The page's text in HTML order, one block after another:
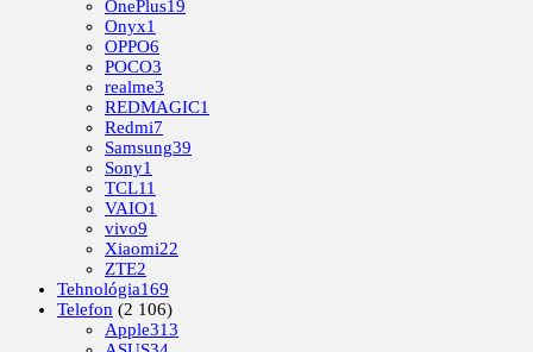
OnePlus19
Onyx1
OPPO6
POCO3
realme3
REDMAGIC1
Redmi7
Samsung39
Sony1
TCL11
VAIO1
vivo9
Xiaomi22
ZTE2
Tehnológia169
Telefon (2 106)
Apple313